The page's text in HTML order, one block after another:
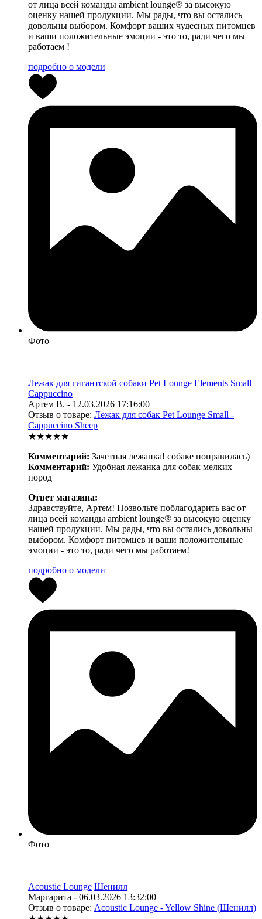
от лица всей команды ambient lounge® за высокую
оценку нашей продукции. Мы рады, что вы остались
довольны выбором. Комфорт ваших чудесных питомцев
и ваши положительные эмоции - это то, ради чего мы
работаем !
подробно о модели
Фото
Лежак для гигантской собаки Pet Lounge Elements Small
Cappuccino
Артем В. - 12.03.2026 17:16:00
Отзыв о товаре: Лежак для собак Pet Lounge Small -
Cappuccino Sheep
★★★★★
Комментарий: Зачетная лежанка! собаке понравилась)
Комментарий: Удобная лежанка для собак мелких
пород
Ответ магазина:
Здравствуйте, Артем! Позвольте поблагодарить вас от
лица всей команды ambient lounge® за высокую оценку
нашей продукции. Мы рады, что вы остались довольны
выбором. Комфорт питомцев и ваши положительные
эмоции - это то, ради чего мы работаем!
подробно о модели
Фото
Acoustic Lounge Шенилл
Маргарита - 06.03.2026 13:32:00
Отзыв о товаре: Acoustic Lounge - Yellow Shine (Шенилл)